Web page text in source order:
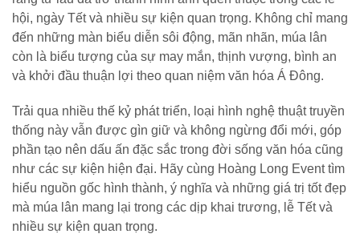
hội, ngày Tết và nhiều sự kiện quan trọng. Không chỉ mang
đến những màn biểu diễn sôi động, mãn nhãn, múa lân
còn là biểu tượng của sự may mắn, thịnh vượng, bình an
và khởi đầu thuận lợi theo quan niệm văn hóa Á Đông.
Trải qua nhiều thế kỷ phát triển, loại hình nghệ thuật truyền
thống này vẫn được gìn giữ và không ngừng đổi mới, góp
phần tạo nên dấu ấn đặc sắc trong đời sống văn hóa cũng
như các sự kiện hiện đại. Hãy cùng Hoàng Long Event tìm
hiểu nguồn gốc hình thành, ý nghĩa và những giá trị tốt đẹp
mà múa lân mang lại trong các dịp khai trương, lễ Tết và
nhiều sự kiện quan trọng.